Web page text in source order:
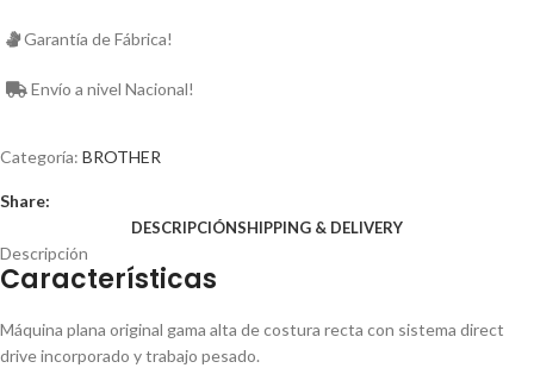
Garantía de Fábrica!
Envío a nivel Nacional!
Categoría: BROTHER
Share:
DESCRIPCIÓNSHIPPING & DELIVERY
Descripción
Características
Máquina plana original gama alta de costura recta con sistema direct
drive incorporado y trabajo pesado.